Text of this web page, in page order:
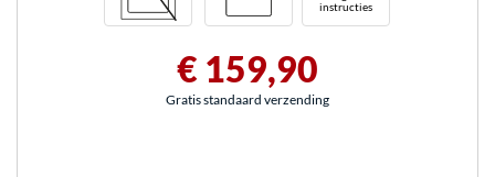
instructies
€ 159,90
Gratis standaard verzending